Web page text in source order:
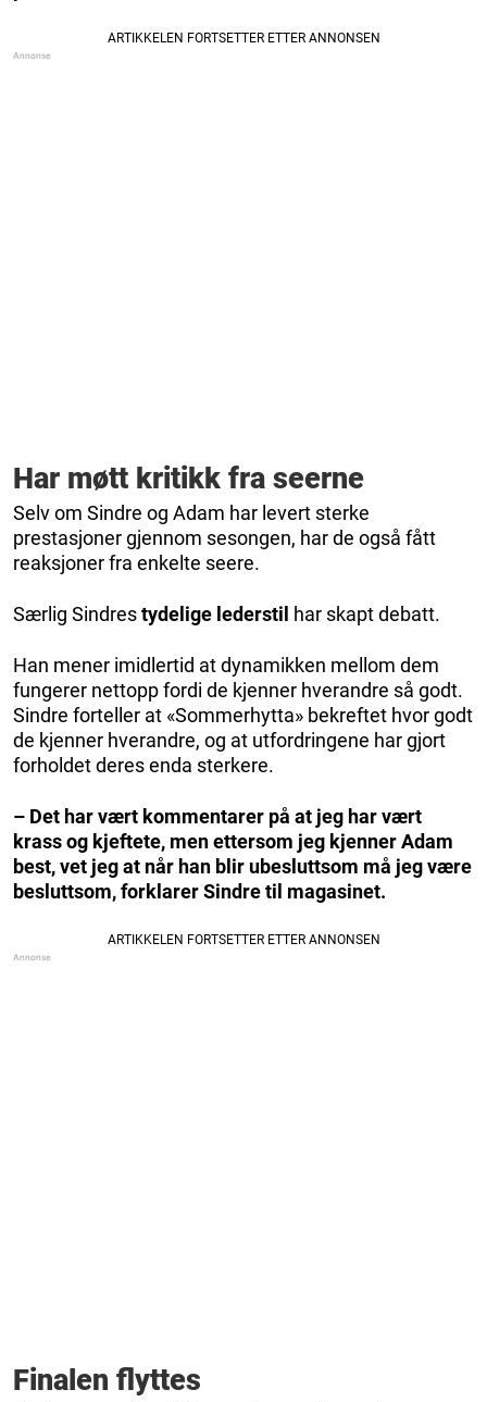
Har møtt kritikk fra seerne
Selv om Sindre og Adam har levert sterke
prestasjoner gjennom sesongen, har de også fått
reaksjoner fra enkelte seere.
Særlig Sindrestydelige lederstil har skapt debatt.
Han mener imidlertid at dynamikken mellom dem
fungerer nettopp fordi de kjenner hverandre så godt.
Sindre forteller at «Sommerhytta» bekreftet hvor godt
de kjenner hverandre, og at utfordringene har gjort
forholdet deres enda sterkere.
– Det har vært kommentarer på at jeg har vært
krass og kjeftete, men ettersom jeg kjenner Adam
best, vet jeg at når han blir ubesluttsom må jeg være
besluttsom, forklarer Sindre til magasinet.
Finalen flyttes